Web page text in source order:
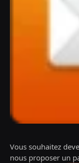
Vous souhaitez
nous proposer un